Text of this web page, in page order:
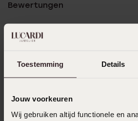
Toestemming Details
Jouw voorkeuren
Wij gebruiken altijd functionele en
Bewertungen
5.00
4